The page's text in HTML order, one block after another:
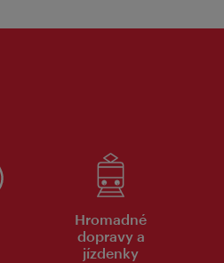
Hromadné
dopravy a
jízdenky